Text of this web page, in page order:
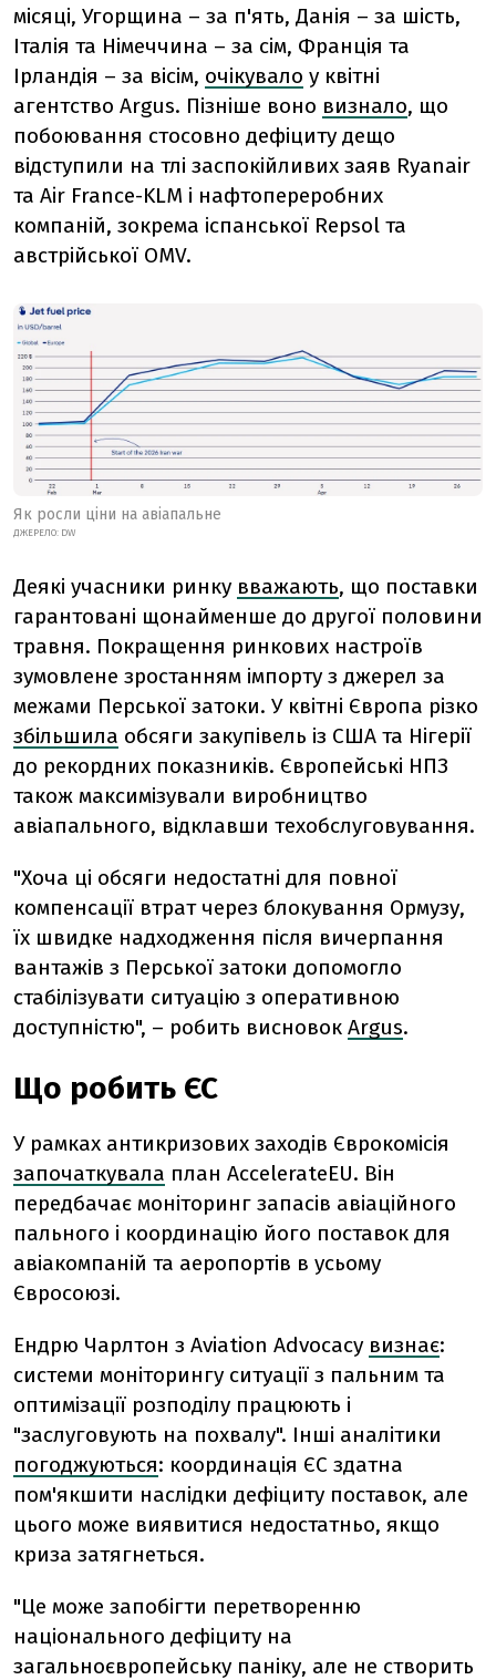
місяці, Угорщина – за п'ять, Данія – за шість,
Італія та Німеччина – за сім, Франція та
Ірландія – за вісім, очікувало у квітні
агентство Argus. Пізніше воно визнало, що
побоювання стосовно дефіциту дещо
відступили на тлі заспокійливих заяв Ryanair
та Air France-KLM і нафтопереробних
компаній, зокрема іспанської Repsol та
австрійської OMV.
Як росли ціни на авіапальне
ДЖЕРЕЛО: DW
Деякі учасники ринку вважають, що поставки
гарантовані щонайменше до другої половини
травня. Покращення ринкових настроїв
зумовлене зростанням імпорту з джерел за
межами Перської затоки. У квітні Європа різко
збільшила обсяги закупівель із США та Нігерії
до рекордних показників. Європейські НПЗ
також максимізували виробництво
авіапального, відклавши техобслуговування.
"Хоча ці обсяги недостатні для повної
компенсації втрат через блокування Ормузу,
їх швидке надходження після вичерпання
вантажів з Перської затоки допомогло
стабілізувати ситуацію з оперативною
доступністю", – робить висновок Argus.
Що робить ЄС
У рамках антикризових заходів Єврокомісія
започаткувала план AccelerateEU. Він
передбачає моніторинг запасів авіаційного
пального і координацію його поставок для
авіакомпаній та аеропортів в усьому
Євросоюзі.
Ендрю Чарлтон з Aviation Advocacy визнає:
системи моніторингу ситуації з пальним та
оптимізації розподілу працюють і
"заслуговують на похвалу". Інші аналітики
погоджуються: координація ЄС здатна
пом'якшити наслідки дефіциту поставок, але
цього може виявитися недостатньо, якщо
криза затягнеться.
"Це може запобігти перетворенню
національного дефіциту на
загальноєвропейську паніку, але не створить